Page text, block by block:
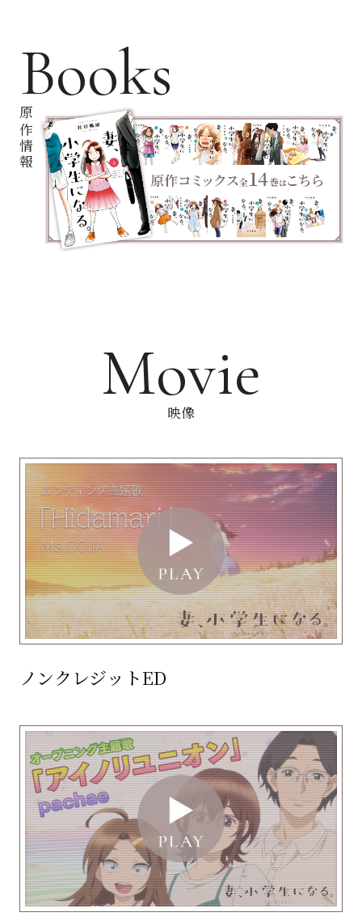
Books
原作情報
Movie
映像
ノンクレジットED